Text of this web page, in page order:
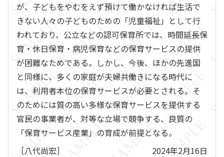
が、子どもをやむをえず預けて働かなければ生活で
きない人々の子どものための「児童福祉」として行
われており、公立などの認可保育所では、時間延長保
育・休日保育・病児保育などの保育サービスの提供
が困難なためである。しかし、今後、ほかの先進国
と同様に、多くの家庭が夫婦共働きになる時代に
は、利用者本位の保育サービスが必要とされる。そ
のためには質の高い多様な保育サービスを提供する
官民の事業者が、対等な立場で競争する、良質の
「保育サービス産業」の育成が前提となる。
［八代尚宏］
2024年2月16日